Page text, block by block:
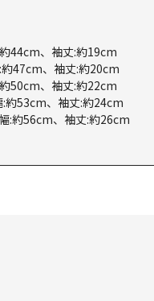
44cm、袖丈:約19cm
47cm、袖丈:約20cm
50cm、袖丈:約22cm
約53cm、袖丈:約24cm
:約56cm、袖丈:約26cm